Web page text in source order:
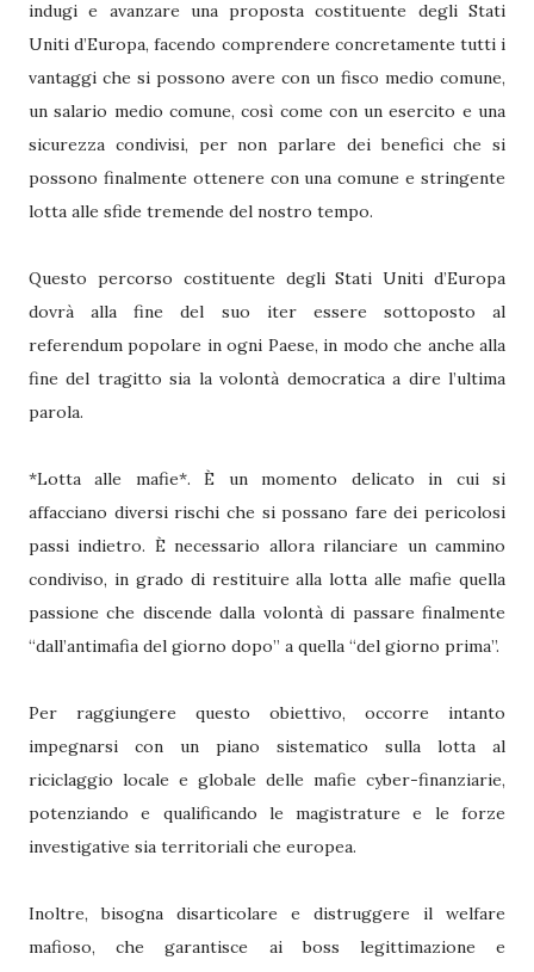
indugi e avanzare una proposta costituente degli Stati
Uniti d’Europa, facendo comprendere concretamente tutti i
vantaggi che si possono avere con un fisco medio comune,
un salario medio comune, così come con un esercito e una
sicurezza condivisi, per non parlare dei benefici che si
possono finalmente ottenere con una comune e stringente
lotta alle sfide tremende del nostro tempo.
Questo percorso costituente degli Stati Uniti d’Europa
dovrà alla fine del suo iter essere sottoposto al
referendum popolare in ogni Paese, in modo che anche alla
fine del tragitto sia la volontà democratica a dire l’ultima
parola.
*Lotta alle mafie*. È un momento delicato in cui si
affacciano diversi rischi che si possano fare dei pericolosi
passi indietro. È necessario allora rilanciare un cammino
condiviso, in grado di restituire alla lotta alle mafie quella
passione che discende dalla volontà di passare finalmente
“dall’antimafia del giorno dopo” a quella “del giorno prima”.
Per raggiungere questo obiettivo, occorre intanto
impegnarsi con un piano sistematico sulla lotta al
riciclaggio locale e globale delle mafie cyber-finanziarie,
potenziando e qualificando le magistrature e le forze
investigative sia territoriali che europea.
Inoltre, bisogna disarticolare e distruggere il welfare
mafioso, che garantisce ai boss legittimazione e